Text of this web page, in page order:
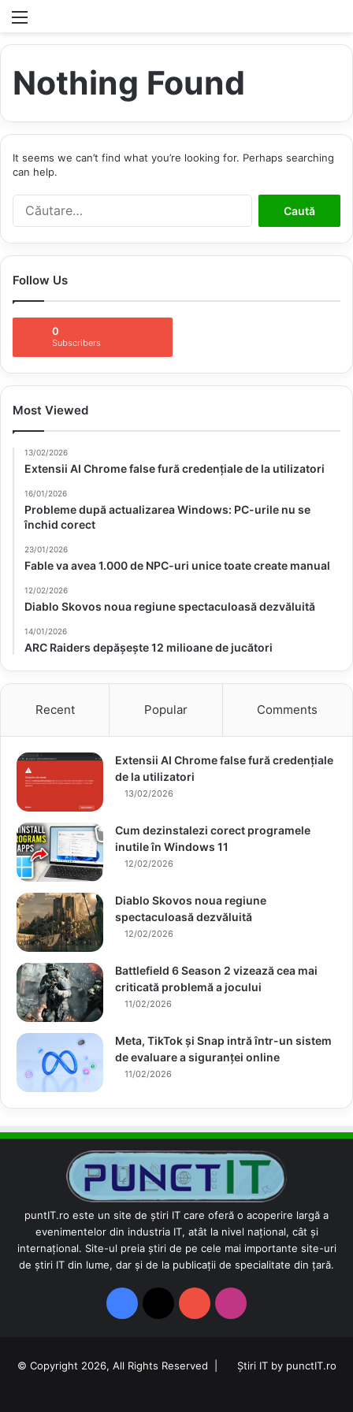
Nothing Found
It seems we can’t find what you’re looking for. Perhaps searching
can help.
u
Follow Us
0
Subscribers
Most Viewed
13/02/2026
Extensii AI Chrome false fură credențiale de la utilizatori
16/01/2026
Probleme după actualizarea Windows: PC-urile nu se
închid corect
23/01/2026
Fable va avea 1.000 de NPC-uri unice toate create manual
12/02/2026
Diablo Skovos noua regiune spectaculoasă dezvăluită
14/01/2026
ARC Raiders depășește 12 milioane de jucători
Recent Popular Comments
Extensii AI Chrome false fură credențiale
de la utilizatori
13/02/2026
Cum dezinstalezi corect programele
inutile în Windows 11
12/02/2026
Diablo Skovos noua regiune
spectaculoasă dezvăluită
12/02/2026
Battlefield 6 Season 2 vizează cea mai
criticată problemă a jocului
11/02/2026
Meta, TikTok și Snap intră într-un sistem
de evaluare a siguranței online
11/02/2026
puntIT.ro este un site de știri IT care oferă o acoperire largă a
evenimentelor din industria IT, atât la nivel național, cât și
internațional. Site-ul preia știri de pe cele mai importante site-uri
de știri IT din lume, dar și de la publicații de specialitate din țară.
Facebook
X YouTubeInstagram
© Copyright 2026, All Rights Reserved | Știri IT by punctIT.ro